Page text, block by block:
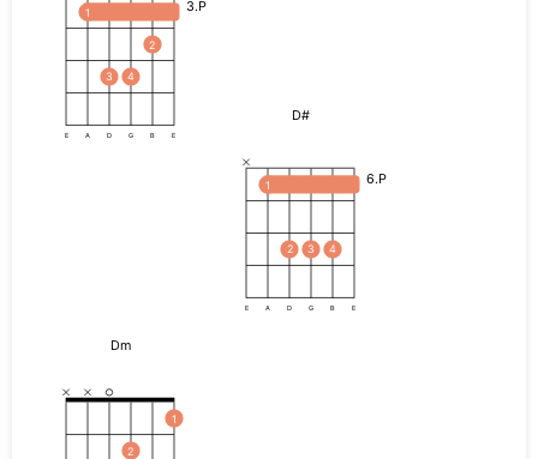
3.P
1
3 4
2
E A D G B E
D#
6.P
1
2 3 4
E A D G B E
Dm
2
1